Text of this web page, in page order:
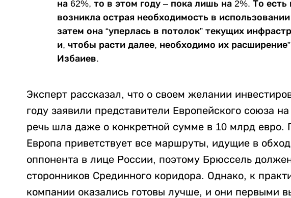
на 62%, то в этом году – пока лишь на 2%. То
возникла острая необходимость в
затем она “уперлась в потолок” текущих
и, чтобы расти далее, необходимо их
Избаиев.
Эксперт рассказал, что о своем желании
году заявили представители Европейского союза
речь шла даже о конкретной сумме в 10 млрд евро.
Европа приветствует все маршруты, идущие в обход
оппонента в лице России, поэтому Брюссель
сторонников Срединного коридора. Однако, к
компании оказались готовы лучше, и они первыми